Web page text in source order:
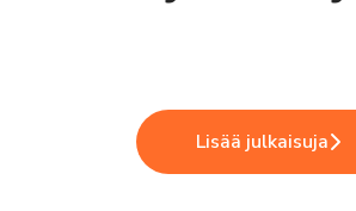
Oletkohan kokenut
Talenomilla
Tutkitusti hyvä
Lisää julkaisuja